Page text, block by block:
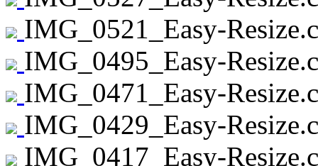
IMG_0521_Easy-
IMG_0495_Easy-
IMG_0471_Easy-
IMG_0429_Easy-
IMG_0417_Easy-